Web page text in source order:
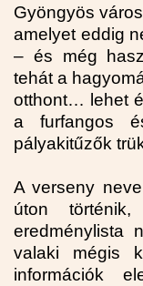
Gyöngyös
amelyet eddig
– és még
tehát a
otthont… lehet
a furfangos
pályakitűzők
A verseny
úton
eredménylista
valaki mégis
információk